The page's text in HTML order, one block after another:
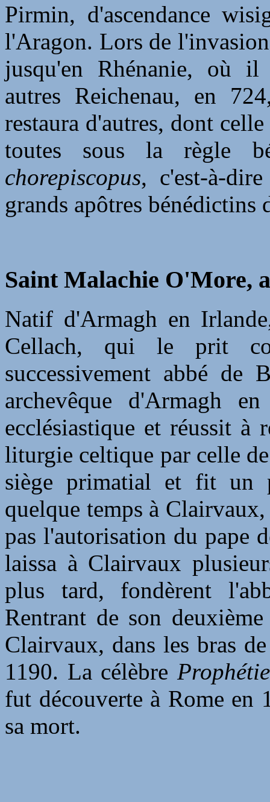
Pirmin, d'ascendance
l'Aragon. Lors de
jusqu'en Rhénanie, où il
autres Reichenau, en
restaura d'autres, dont
toutes sous la règle
chorepiscopus, c'est-à-
grands apôtres bénédictins
Saint Malachie O'More,
Natif d'Armagh en
Cellach, qui le prit
successivement abbé de
archevêque d'Armagh
ecclésiastique et réussit à
liturgie celtique par celle
siège primatial et fit un
quelque temps à
pas l'autorisation du pape
laissa à Clairvaux
plus tard, fondèrent
Rentrant de son
Clairvaux, dans les bras
1190. La célèbre
fut découverte à Rome en
sa mort.